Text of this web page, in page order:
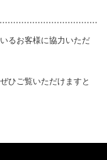
るお客様に協力いただ
ひご覧いただけますと